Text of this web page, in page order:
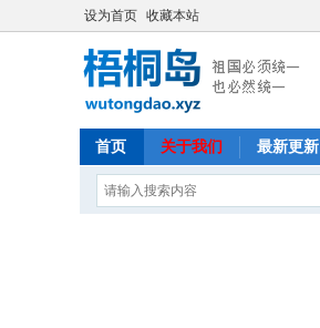
设为首页 收藏本站
首页 关于我们 最新更新